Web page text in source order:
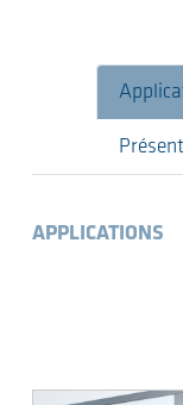
APPLICATIONS